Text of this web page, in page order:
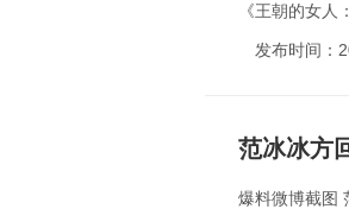
《王朝的女人
发布时间：
范冰冰方
爆料微博截图